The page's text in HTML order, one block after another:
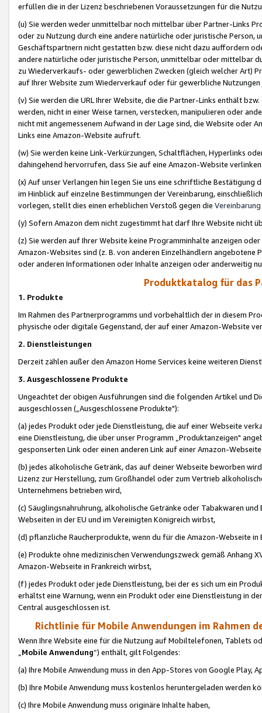
erfüllen die in der Lizenz beschriebenen Voraussetzungen für die
(u) Sie werden weder unmittelbar noch mittelbar über Partner-Links
oder zu Nutzung durch eine andere natürliche oder juristische
Geschäftspartnern nicht gestatten bzw. diese nicht dazu auffordern
andere natürliche oder juristische Person, unmittelbar oder mittelbar
zu Wiederverkaufs- oder gewerblichen Zwecken (gleich welcher Art)
auf Ihrer Website zum Wiederverkauf oder für gewerbliche
(v) Sie werden die URL Ihrer Website, die die Partner-Links enthält
werden, nicht in einer Weise tarnen, verstecken, manipulieren oder
nicht mit angemessenem Aufwand in der Lage sind, die Website oder
Links eine Amazon-Website aufruft.
(w) Sie werden keine Link-Verkürzungen, Schaltflächen, Hyperlinks
dahingehend hervorrufen, dass Sie auf eine Amazon-Website
(x) Auf unser Verlangen hin legen Sie uns eine schriftliche
im Hinblick auf einzelne Bestimmungen der Vereinbarung,
vorlegen, stellt dies einen erheblichen Verstoß gegen die Vereinbarung
(y) Sofern Amazon dem nicht zugestimmt hat darf Ihre Website nicht
(z) Sie werden auf Ihrer Website keine Programminhalte anzeigen
Amazon-Websites sind (z. B. von anderen Einzelhändlern
oder anderen Informationen oder Inhalte anzeigen oder anderweitig
Produktkatalog für das
1. Produkte
Im Rahmen des Partnerprogramms und vorbehaltlich der in diesem
physische oder digitale Gegenstand, der auf einer Amazon-Website
2. Dienstleistungen
Derzeit zählen außer den Amazon Home Services keine weiteren
3. Ausgeschlossene Produkte
Ungeachtet der obigen Ausführungen sind die folgenden Artikel und
ausgeschlossen („Ausgeschlossene Produkte"):
(a) jedes Produkt oder jede Dienstleistung, die auf einer Webseite
eine Dienstleistung, die über unser Programm „Produktanzeigen"
gesponserten Link oder einen anderen Link auf einer Amazon-
(b) jedes alkoholische Getränk, das auf deiner Webseite beworben
Lizenz zur Herstellung, zum Großhandel oder zum Vertrieb
Unternehmens betrieben wird,
(c) Säuglingsnahruhrung, alkoholische Getränke oder Tabakwaren
Webseiten in der EU und im Vereinigten Königreich wirbst,
(d) pflanzliche Raucherprodukte, wenn du für die Amazon-Webseite in
(e) Produkte ohne medizinischen Verwendungszweck gemäß Anhang
Amazon-Webseite in Frankreich wirbst,
(f) jedes Produkt oder jede Dienstleistung, bei der es sich um ein
erhältst eine Warnung, wenn ein Produkt oder eine Dienstleistung in
Central ausgeschlossen ist.
Richtlinie für Mobile Anwendungen im Rahmen
Wenn Ihre Website eine für die Nutzung auf Mobiltelefonen, Tablets
„Mobile Anwendung“) enthält, gilt Folgendes:
(a) Ihre Mobile Anwendung muss in den App-Stores von Google Play,
(b) Ihre Mobile Anwendung muss kostenlos heruntergeladen werden
(c) Ihre Mobile Anwendung muss originäre Inhalte haben,